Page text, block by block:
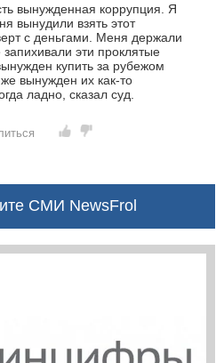
вынужденная коррупция. Я
вынудили взять этот
с деньгами. Меня держали
эти проклятые
купить за рубежом
вынужден их как-то
ладно, сказал суд.
СМИ NewsFrol